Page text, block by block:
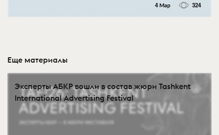
4 Мар 324
Еще материалы
Эксперты АБКР вошли в состав жюри Tashkent
International Advertising Festival